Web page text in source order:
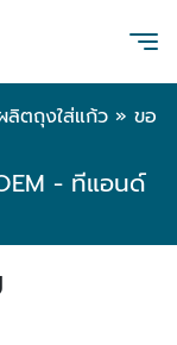
ลิตถุงใส่แก้ว » ขอ
- ทีแอนด์